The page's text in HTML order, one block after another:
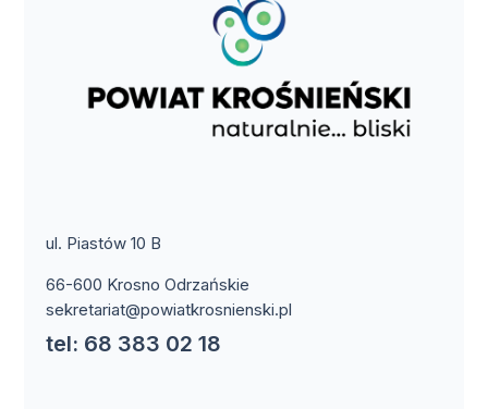
ul. Piastów 10 B
66-600 Krosno Odrzańskie
sekretariat@powiatkrosnienski.pl
tel: 68 383 02 18